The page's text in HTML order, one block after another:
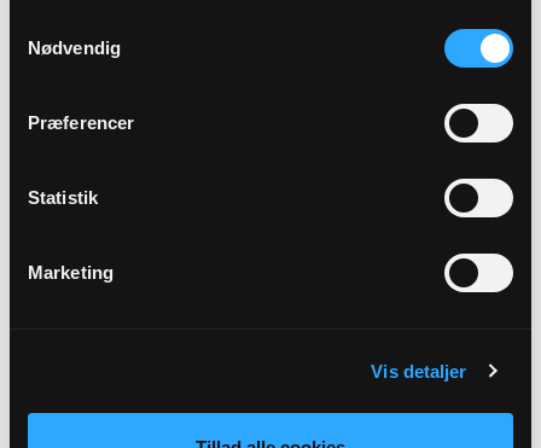
Nødvendig
Præferencer
Statistik
Marketing
Vis detaljer
Myndighedskode: 7294
2022
Myndighedskode: 7294
Regnskab 2022